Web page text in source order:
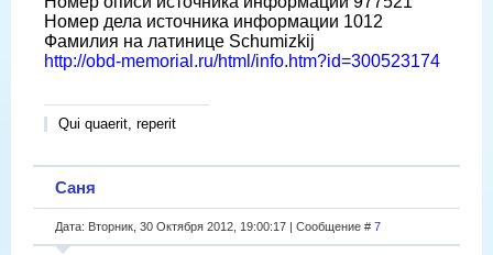
Номер дела источника информации 1012
Фамилия на латинице Schumizkij
http://obd-memorial.ru/html/info.htm?id=300523174
Qui quaerit, reperit
Саня
Дата: Вторник, 30 Октября 2012, 19:00:17 | Сообщение # 7